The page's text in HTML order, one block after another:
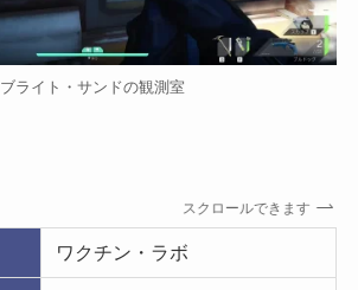
ブライト・サンドの観測室
スクロールできます
ワクチン・ラボ